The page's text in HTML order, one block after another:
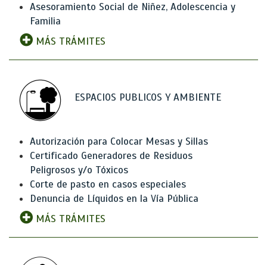
Asesoramiento Social de Niñez, Adolescencia y
Familia
MÁS TRÁMITES
ESPACIOS PUBLICOS Y AMBIENTE
Autorización para Colocar Mesas y Sillas
Certificado Generadores de Residuos
Peligrosos y/o Tóxicos
Corte de pasto en casos especiales
Denuncia de Líquidos en la Vía Pública
MÁS TRÁMITES